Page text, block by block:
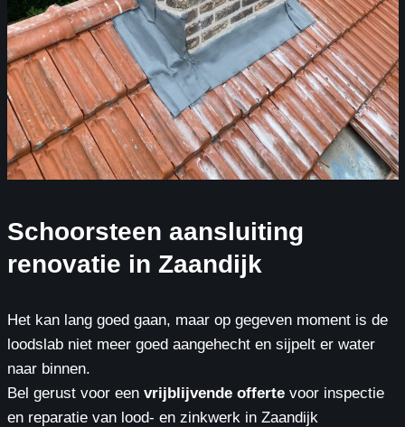
Schoorsteen aansluiting
renovatie in Zaandijk
Het kan lang goed gaan, maar op gegeven moment is de
loodslab niet meer goed aangehecht en sijpelt er water
naar binnen.
Bel gerust voor eenvrijblijvende offertevoor inspectie
en reparatie van lood- en zinkwerk in Zaandijk